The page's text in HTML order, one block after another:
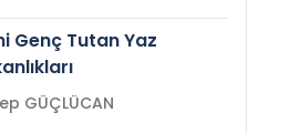
Genç Tutan Yaz
Zeynep GÜÇLÜCAN